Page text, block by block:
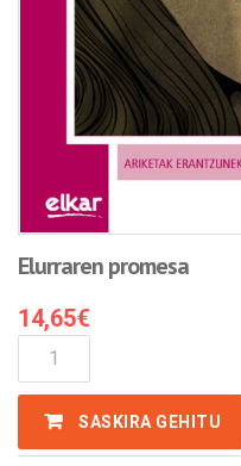
Elurraren promesa
14,65€
Elurraren
Promesa
Kantitatea
SASKIRA GEHITU